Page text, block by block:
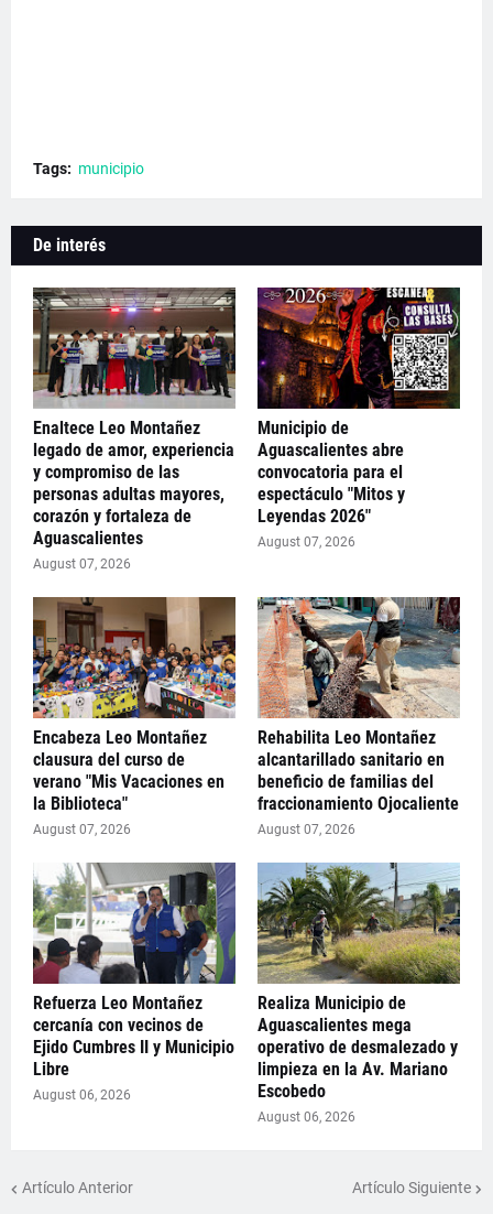
Tags: municipio
De interés
Enaltece Leo Montañez
legado de amor, experiencia
y compromiso de las
personas adultas mayores,
corazón y fortaleza de
Aguascalientes
August 07, 2026
Municipio de
Aguascalientes abre
convocatoria para el
espectáculo "Mitos y
Leyendas 2026"
August 07, 2026
Encabeza Leo Montañez
clausura del curso de
verano "Mis Vacaciones en
la Biblioteca"
August 07, 2026
Rehabilita Leo Montañez
alcantarillado sanitario en
beneficio de familias del
fraccionamiento Ojocaliente
August 07, 2026
Refuerza Leo Montañez
cercanía con vecinos de
Ejido Cumbres II y Municipio
Libre
August 06, 2026
Realiza Municipio de
Aguascalientes mega
operativo de desmalezado y
limpieza en la Av. Mariano
Escobedo
August 06, 2026
Artículo Anterior Artículo Siguiente